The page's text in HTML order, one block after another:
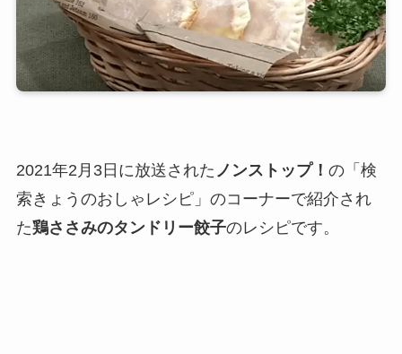
2021年2月3日に放送された ノンストップ！ の「検
索きょうのおしゃレシピ」のコーナーで紹介され
た鶏ささみのタンドリー餃子のレシピです。